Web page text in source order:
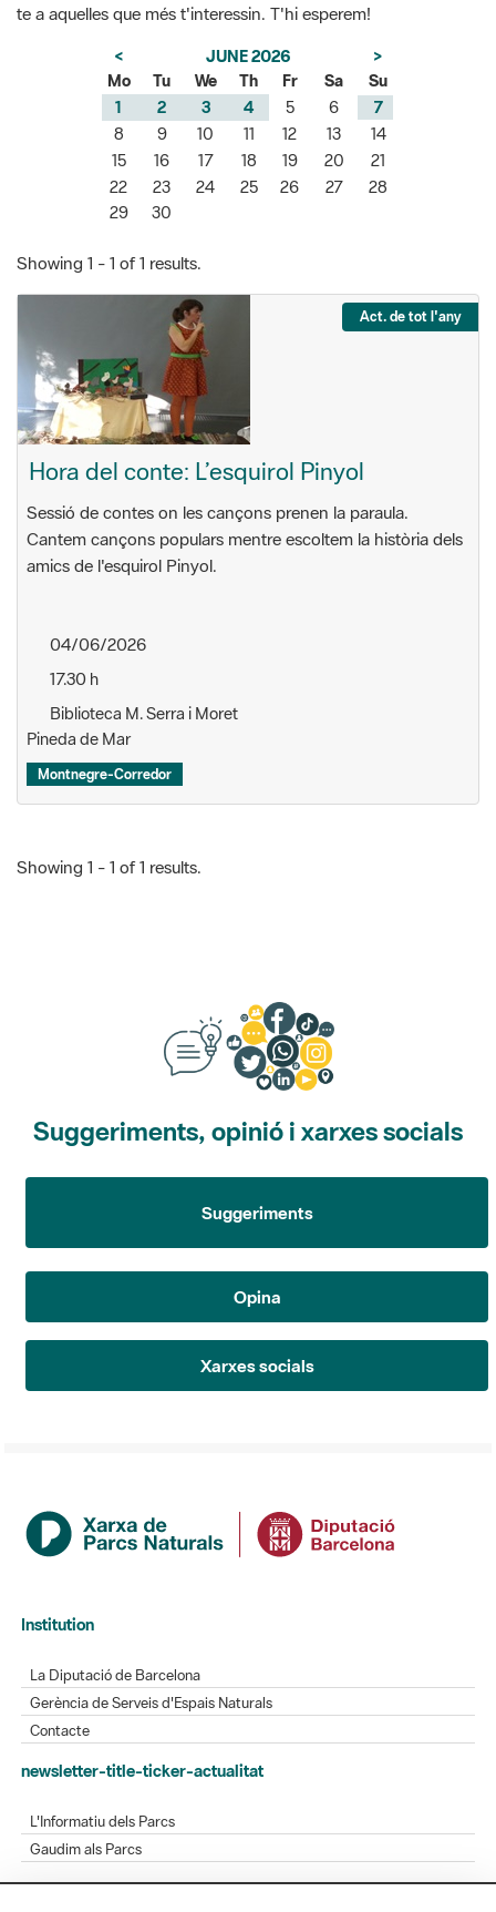
te a aquelles que més t'interessin. T'hi esperem!
< JUNE 2026
>
Mo
Tu We Th Fr Sa
Su
1
2 3 4 5 6
7
8
9 10 11 12 13
14
15
16 17 18 19 20
21
22
23 24 25 26 27
28
29
30
Showing 1 - 1 of 1 results.
Act. de tot l'any
Hora del conte: L’esquirol Pinyol
Sessió de contes on les cançons prenen la paraula.
Cantem cançons populars mentre escoltem la història dels
amics de l'esquirol Pinyol.
04/06/2026
17.30 h
Biblioteca M. Serra i Moret
Pineda de Mar
Montnegre-Corredor
Showing 1 - 1 of 1 results.
Suggeriments, opinió i xarxes socials
Suggeriments
Opina
Xarxes socials
Institution
La Diputació de Barcelona
Gerència de Serveis d'Espais Naturals
Contacte
newsletter-title-ticker-actualitat
L'Informatiu dels Parcs
Gaudim als Parcs
Directory